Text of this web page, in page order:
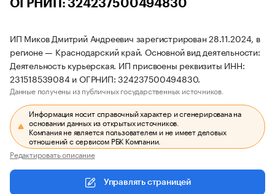
ОГРНИП: 324237500494830
ИП Миков Дмитрий Андреевич зарегистрирован 28.11.2024, в
регионе — Краснодарский край. Основной вид деятельности:
Деятельность курьерская. ИП присвоены реквизиты ИНН:
231518539084 и ОГРНИП: 324237500494830.
Данные получены из публичных государственных источников.
Информация носит справочный характер и сгенерирована на
основании данных из открытых источников.
Компания не является пользователем и не имеет деловых
отношений с сервисом РБК Компании.
Редактировать описание
Управлять страницей